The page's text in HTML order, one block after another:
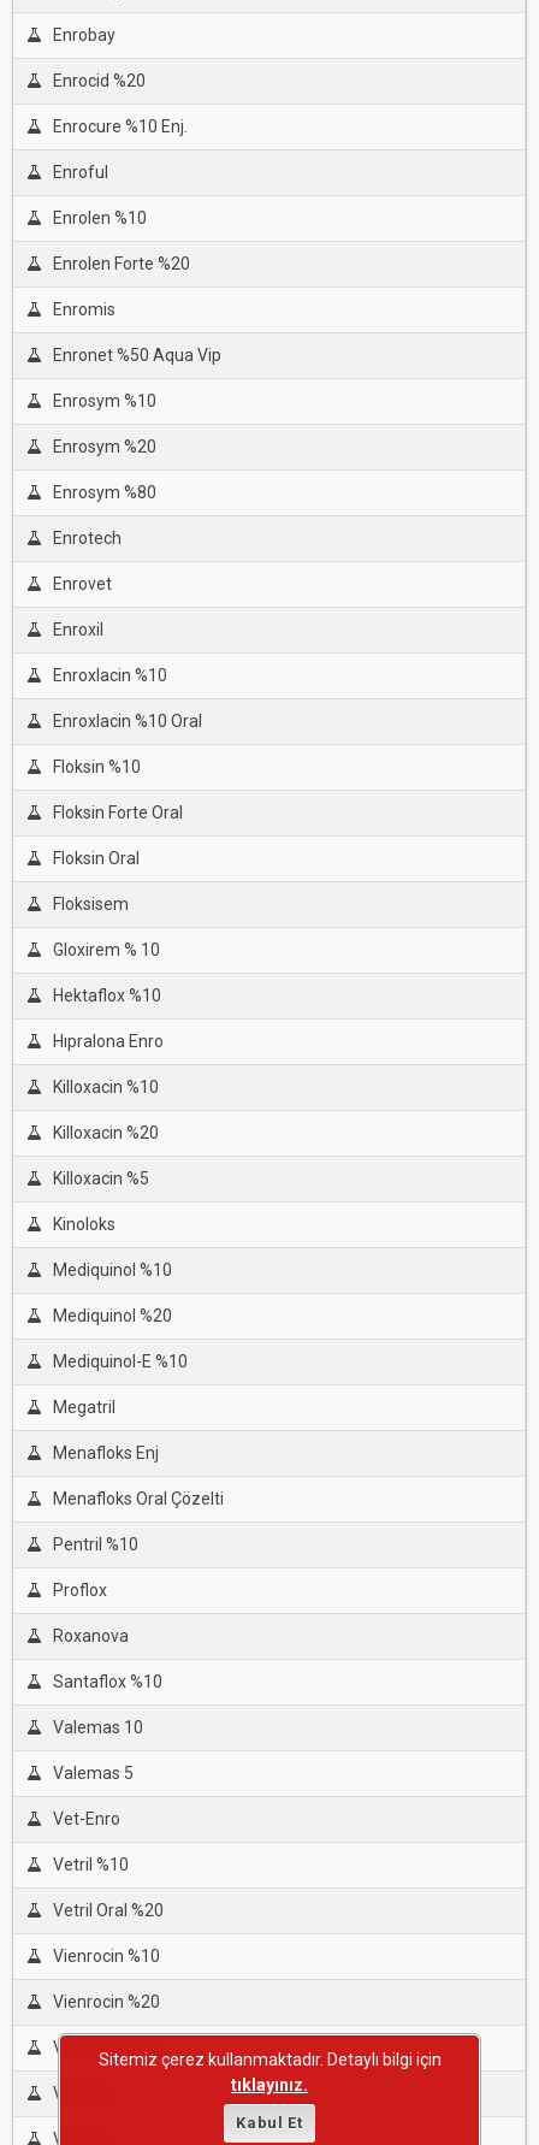
Enrobay
Enrocid %20
Enrocure %10 Enj.
Enroful
Enrolen %10
Enrolen Forte %20
Enromis
Enronet %50 Aqua Vip
Enrosym %10
Enrosym %20
Enrosym %80
Enrotech
Enrovet
Enroxil
Enroxlacin %10
Enroxlacin %10 Oral
Floksin %10
Floksin Forte Oral
Floksin Oral
Floksisem
Gloxirem % 10
Hektaflox %10
Hıpralona Enro
Killoxacin %10
Killoxacin %20
Killoxacin %5
Kinoloks
Mediquinol %10
Mediquinol %20
Mediquinol-E %10
Megatril
Menafloks Enj
Menafloks Oral Çözelti
Pentril %10
Proflox
Roxanova
Santaflox %10
Valemas 10
Valemas 5
Vet-Enro
Vetril %10
Vetril Oral %20
Vienrocin %10
Vienrocin %20
Vienrocin %80
Vil-Floks
Vil-Floks
Sitemiz çerez kullanmaktadır. Detaylı bilgi için
tıklayınız.
Kabul Et